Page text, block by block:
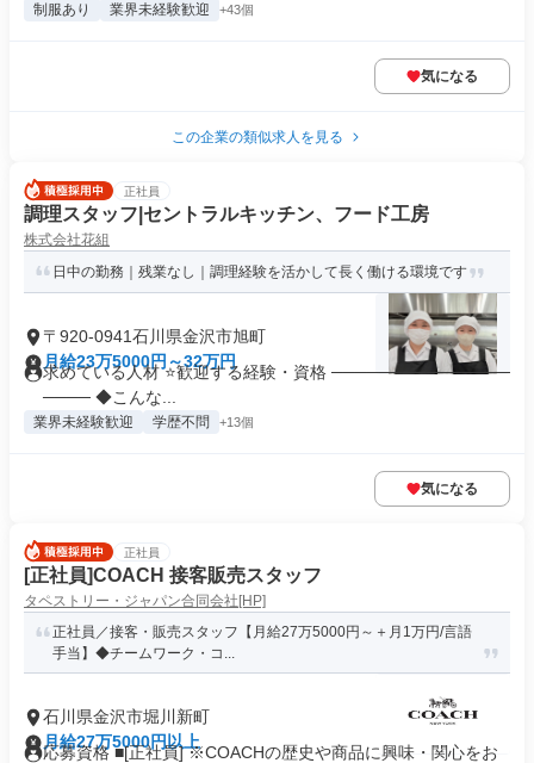
制服あり 業界未経験歓迎 +43個
気になる
この企業の類似求人を見る
正社員
調理スタッフ|セントラルキッチン、フード工房
株式会社花組
日中の勤務｜残業なし｜調理経験を活かして長く働ける環境です
〒920-0941石川県金沢市旭町
月給23万5000円～32万円
求めている人材 ⭐歓迎する経験・資格 ───────────────
──── ◆こんな...
業界未経験歓迎 学歴不問 +13個
気になる
正社員
[正社員]COACH 接客販売スタッフ
タペストリー・ジャパン合同会社[HP]
正社員／接客・販売スタッフ【月給27万5000円～＋月1万円/言語
手当】◆チームワーク・コ...
石川県金沢市堀川新町
月給27万5000円以上
応募資格 ■[正社員] ※COACHの歴史や商品に興味・関心をお